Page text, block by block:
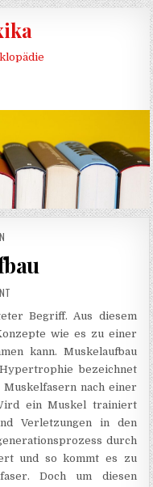
ON MUSKELAUFBAU
Begriff. Aus diesem
wie es zu einer
kann. Muskelaufbau
bezeichnet
nach einer
ein Muskel trainiert
Verletzungen in den
durch
und so kommt es zu
Doch um diesen